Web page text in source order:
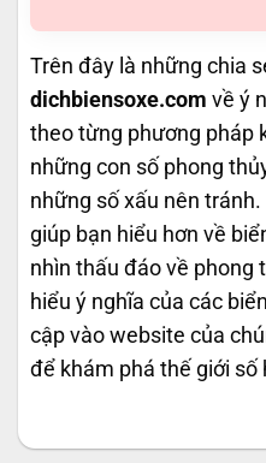
Trên đây là những chia
dichbiensoxe.com về ý
theo từng phương pháp
những con số phong
những số xấu nên
giúp bạn hiểu hơn về
nhìn thấu đáo về phong
hiểu ý nghĩa của các
cập vào website của
để khám phá thế giới số